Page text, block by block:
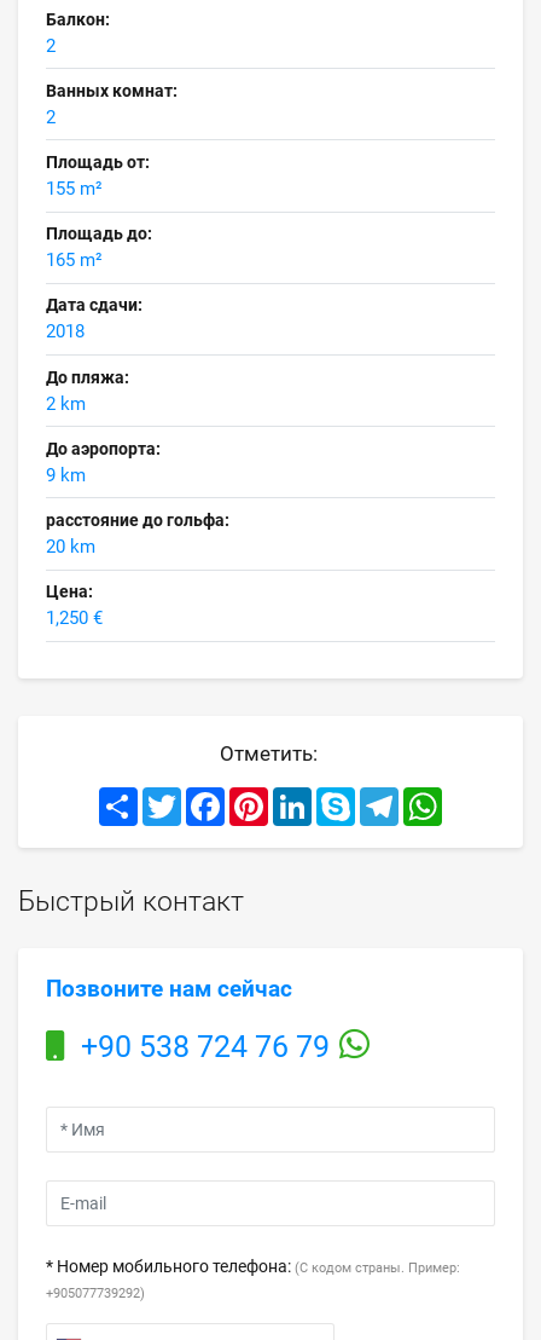
Балкон:
2
Ванных комнат:
2
Площадь от:
155 m²
Площадь до:
165 m²
Дата сдачи:
2018
До пляжа:
2 km
До аэропорта:
9 km
расстояние до гольфа:
20 km
Цена:
1,250 €
Отметить:
Share TwitterFacebookPinterestLinkedInSkype Telegram
Быстрый контакт
Позвоните нам сейчас
+90 538 724 76 79
* Номер мобильного телефона: (С кодом страны. Пример:
+905077739292)